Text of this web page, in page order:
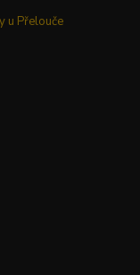
u Přelouče